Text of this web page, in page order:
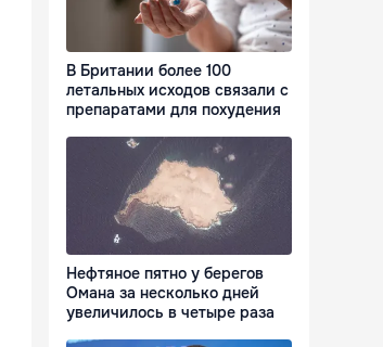
В Британии более 100
летальных исходов связали с
препаратами для похудения
Нефтяное пятно у берегов
Омана за несколько дней
увеличилось в четыре раза